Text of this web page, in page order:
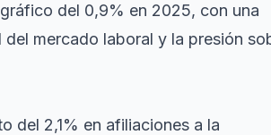
del 0,9% en 2025, con una
mercado laboral y la presión
del 2,1% en afiliaciones a la